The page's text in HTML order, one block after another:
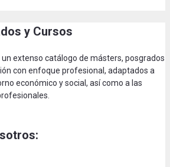
y Cursos
un extenso catálogo de másters, posgrados
con enfoque profesional, adaptados a
económico y social, así como a las